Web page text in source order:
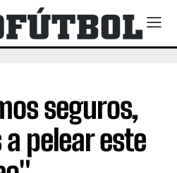
seguros,
pelear este